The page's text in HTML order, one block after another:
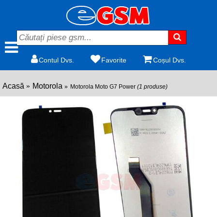
Contul Dvs. Favorite Coșul Dvs.
Acasă Motorola Motorola Moto G7 Power (1 produse)